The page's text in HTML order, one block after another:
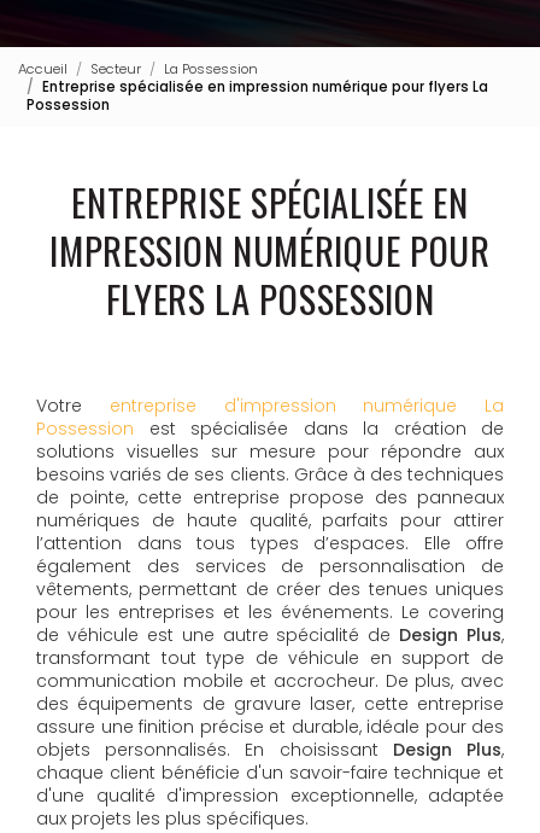
Accueil Secteur
La Possession
Entreprise spécialisée en impression numérique pour flyers La
Possession
ENTREPRISE SPÉCIALISÉE EN
IMPRESSION NUMÉRIQUE POUR
FLYERS LA POSSESSION
Votre entreprise d'impression numérique La
Possession est spécialisée dans la création de
solutions visuelles sur mesure pour répondre aux
besoins variés de ses clients. Grâce à des techniques
de pointe, cette entreprise propose des panneaux
numériques de haute qualité, parfaits pour attirer
l’attention dans tous types d’espaces. Elle offre
également des services de personnalisation de
vêtements, permettant de créer des tenues uniques
pour les entreprises et les événements. Le covering
de véhicule est une autre spécialité de Design Plus,
transformant tout type de véhicule en support de
communication mobile et accrocheur. De plus, avec
des équipements de gravure laser, cette entreprise
assure une finition précise et durable, idéale pour des
objets personnalisés. En choisissant Design Plus,
chaque client bénéficie d'un savoir-faire technique et
d'une qualité d'impression exceptionnelle, adaptée
aux projets les plus spécifiques.